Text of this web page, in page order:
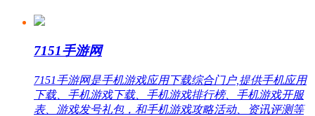
7151手游网
7151手游网是手机游戏应用下载综合门户,提供手机应用
下载、手机游戏下载、手机游戏排行榜、手机游戏开服
表、游戏发号礼包，和手机游戏攻略活动、资讯评测等